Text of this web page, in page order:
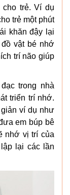
trẻ. Ví dụ
trẻ một phút
khăn đậy lại
vật bé nhớ
trí não giúp
trong nhà
triển trí nhớ.
ví dụ như
em búp bê
nhớ vị trí của
lại các lần